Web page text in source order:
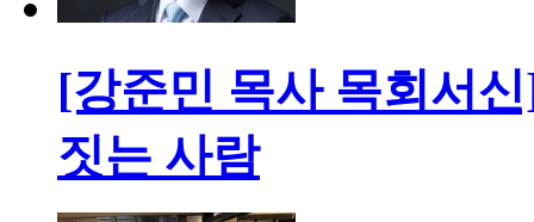
[강준민 목사 목회서
짓는 사람